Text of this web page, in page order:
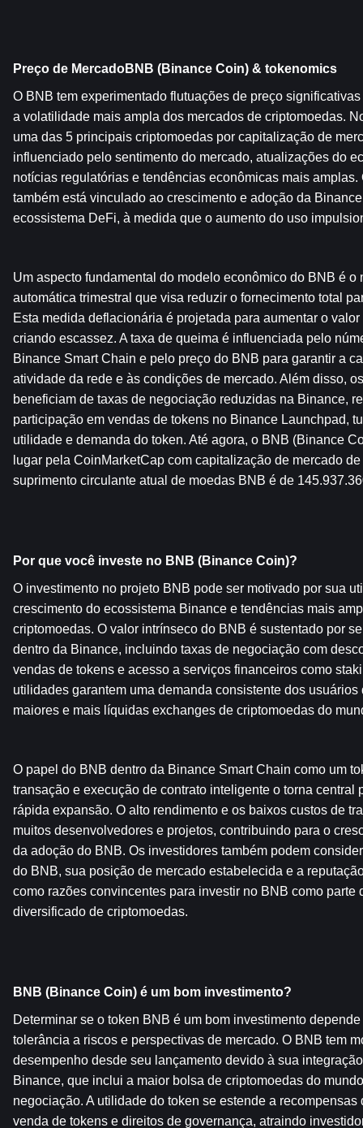
Preço de MercadoBNB (Binance Coin) & tokenomics
O BNB tem experimentado flutuações de preço
a volatilidade mais ampla dos mercados de criptomoedas.
uma das 5 principais criptomoedas por capitalização de
influenciado pelo sentimento do mercado, atualizações do
notícias regulatórias e tendências econômicas mais
também está vinculado ao crescimento e adoção da
ecossistema DeFi, à medida que o aumento do uso
Um aspecto fundamental do modelo econômico do BNB é o
automática trimestral que visa reduzir o fornecimento total
Esta medida deflacionária é projetada para aumentar o
criando escassez. A taxa de queima é influenciada pelo
Binance Smart Chain e pelo preço do BNB para garantir a
atividade da rede e às condições de mercado. Além disso,
beneficiam de taxas de negociação reduzidas na Binance,
participação em vendas de tokens no Binance Launchpad,
utilidade e demanda do token. Até agora, o BNB (Binance
lugar pela CoinMarketCap com capitalização de mercado
suprimento circulante atual de moedas BNB é de
Por que você investe no BNB (Binance Coin)?
O investimento no projeto BNB pode ser motivado por sua
crescimento do ecossistema Binance e tendências mais
criptomoedas. O valor intrínseco do BNB é sustentado por
dentro da Binance, incluindo taxas de negociação com
vendas de tokens e acesso a serviços financeiros como
utilidades garantem uma demanda consistente dos
maiores e mais líquidas exchanges de criptomoedas do
O papel do BNB dentro da Binance Smart Chain como um
transação e execução de contrato inteligente o torna central
rápida expansão. O alto rendimento e os baixos custos de
muitos desenvolvedores e projetos, contribuindo para o
da adoção do BNB. Os investidores também podem
do BNB, sua posição de mercado estabelecida e a
como razões convincentes para investir no BNB como parte
diversificado de criptomoedas.
BNB (Binance Coin) é um bom investimento?
Determinar se o token BNB é um bom investimento
tolerância a riscos e perspectivas de mercado. O BNB tem
desempenho desde seu lançamento devido à sua
Binance, que inclui a maior bolsa de criptomoedas do
negociação. A utilidade do token se estende a
venda de tokens e direitos de governança, atraindo